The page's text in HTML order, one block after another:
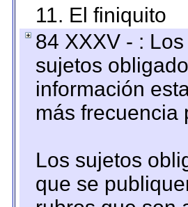
11. El finiquito
84 XXXV - :
sujetos
información
más frecuencia
Los sujetos
que se